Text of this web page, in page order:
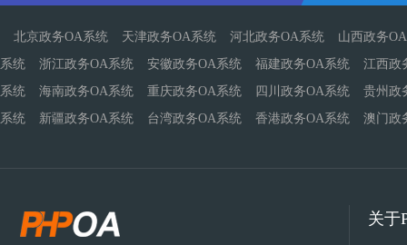
北京政务OA系统 天津政务OA系统 河北政务OA系统
山西政务
系统
浙江政务OA系统 安徽政务OA系统 福建政务OA系统
江西政
系统
海南政务OA系统 重庆政务OA系统 四川政务OA系统
贵州政
系统
新疆政务OA系统 台湾政务OA系统 香港政务OA系统 澳门政
关于